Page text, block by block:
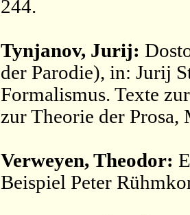
244.
Tynjanov, Jurij:
der Parodie), in: Jurij
Formalismus. Texte
zur Theorie der Prosa,
Verweyen, Theodor:
Beispiel Peter